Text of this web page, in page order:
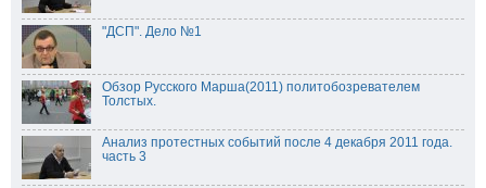
"ДСП". Дело №1
Обзор Русского Марша(2011) политобозревателем
Толстых.
Анализ протестных событий после 4 декабря 2011 года.
часть 3